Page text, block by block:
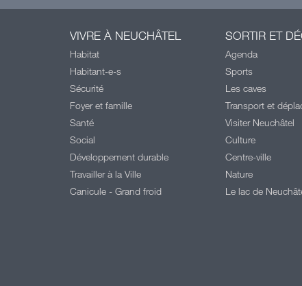
VIVRE À NEUCHÂTEL
Habitat
Habitant-e-s
Sécurité
Foyer et famille
Santé
Social
Développement durable
Travailler à la Ville
Canicule - Grand froid
SORTIR ET
Agenda
Sports
Les caves
Transport et
Visiter Neuchâtel
Culture
Centre-ville
Nature
Le lac de